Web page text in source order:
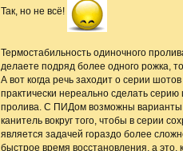
Так, но не всё!
Термостабильность одиночного
делаете подряд более одного рожка,
А вот когда речь заходит о серии
практически нереально сделать
пролива. С ПИДом возможны варианты,
канитель вокруг того, чтобы в серии
является задачей гораздо более
быстрое время восстановления, а это,